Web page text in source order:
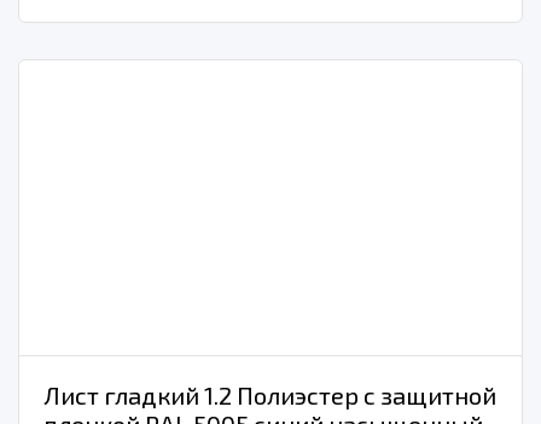
Лист гладкий 1.2 Полиэстер с защитной